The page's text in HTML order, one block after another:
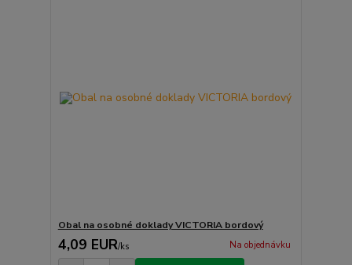
Obal na osobné doklady VICTORIA bordový
4,09 EUR/ks Na objednávku